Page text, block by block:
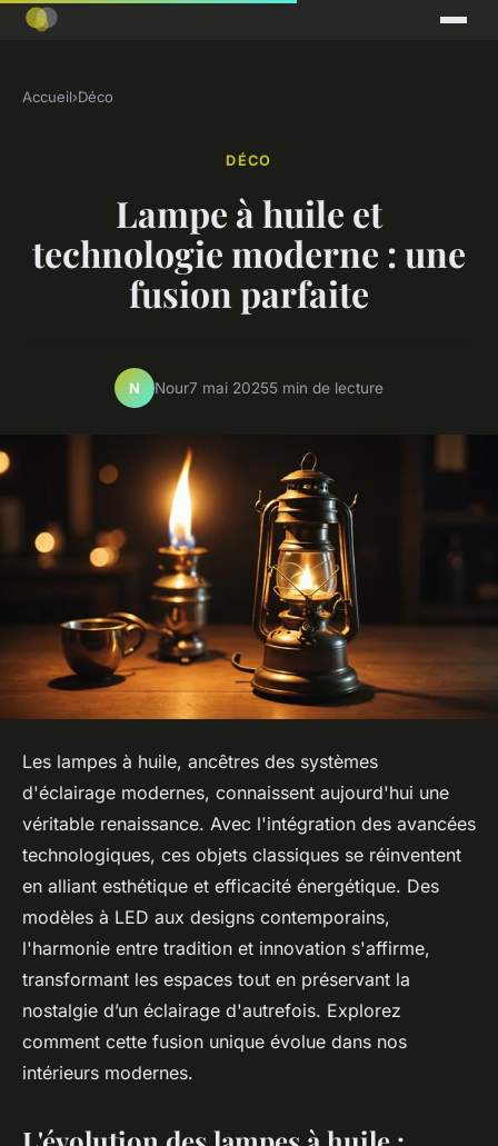
Accueil›Déco
DÉCO
Lampe à huile et
technologie moderne : une
fusion parfaite
N Nour7 mai 20255 min de lecture
Les lampes à huile, ancêtres des systèmes
d'éclairage modernes, connaissent aujourd'hui une
véritable renaissance. Avec l'intégration des avancées
technologiques, ces objets classiques se réinventent
en alliant esthétique et efficacité énergétique. Des
modèles à LED aux designs contemporains,
l'harmonie entre tradition et innovation s'affirme,
transformant les espaces tout en préservant la
nostalgie d’un éclairage d'autrefois. Explorez
comment cette fusion unique évolue dans nos
intérieurs modernes.